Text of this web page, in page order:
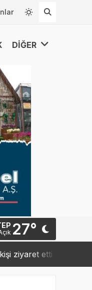
DİĞER
27°
etti 19:42